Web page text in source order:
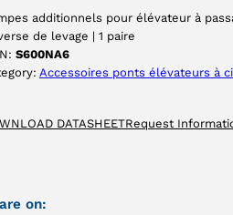
additionnels pour élévateur à
de levage | 1 paire
S600NA6
Accessoires ponts élévateurs à
DATASHEETRequest
on: